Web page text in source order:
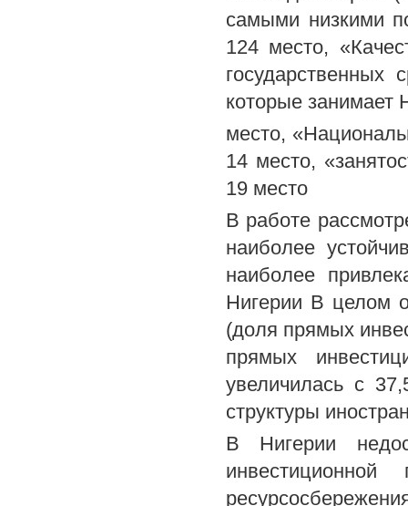
самыми низкими
124 место,
которые занимает
место,
14 место,
19 место
В работе
наиболее
наиболее
Нигерии В целом
(доля прямых
прямых
увеличилась с
структуры
В Нигерии